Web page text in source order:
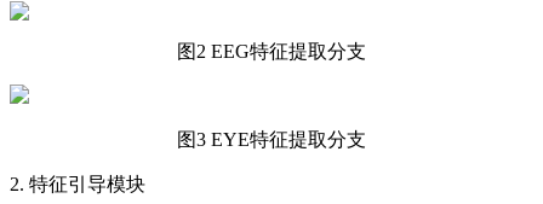
图2 EEG特征提取分支
图3 EYE特征提取分支
2. 特征引导模块